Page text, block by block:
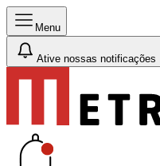
Menu
Ative nossas notificações